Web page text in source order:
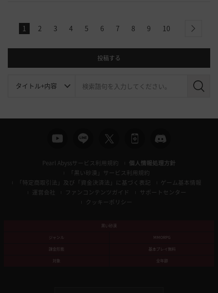
1 2 3 4 5 6 7 8 9 10 next
投稿する
検
Pearl Abyssサービス利用規約
個人情報処理方針
「黒い砂漠」サービス利用規約
「特定商取引法」及び「資金決済法」に基づく表記
ゲーム基本情報
運営会社
ファンコンテンツガイド
サポートセンター
クッキーポリシー
黒い砂漠
ジャンル
MMORPG
課金形態
基本プレイ無料
対象
全年齢